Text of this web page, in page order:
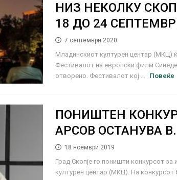
НИЗ НЕКОЛКУ
18 ДО 24
7 септември 2020
Младинскиот културен центар (МКЦ)
Фестивалот на европски филм
отворено. Фестивалот кој ...
Повеќе
ПОНИШТЕН
АРСОВ ОСТАНУВА
18 ноември 2019
Град Скопје го поништи конкурсот
културен центар (МКЦ). На конкурсот